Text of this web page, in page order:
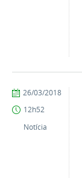
by
Paula
Batista
Published
26/03/2018
12h52
Notícia